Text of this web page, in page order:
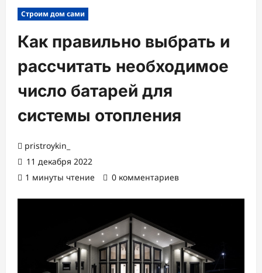
Строим дом сами
Как правильно выбрать и
рассчитать необходимое
число батарей для
системы отопления
pristroykin_
11 декабря 2022
1 минуты чтение
0 комментариев